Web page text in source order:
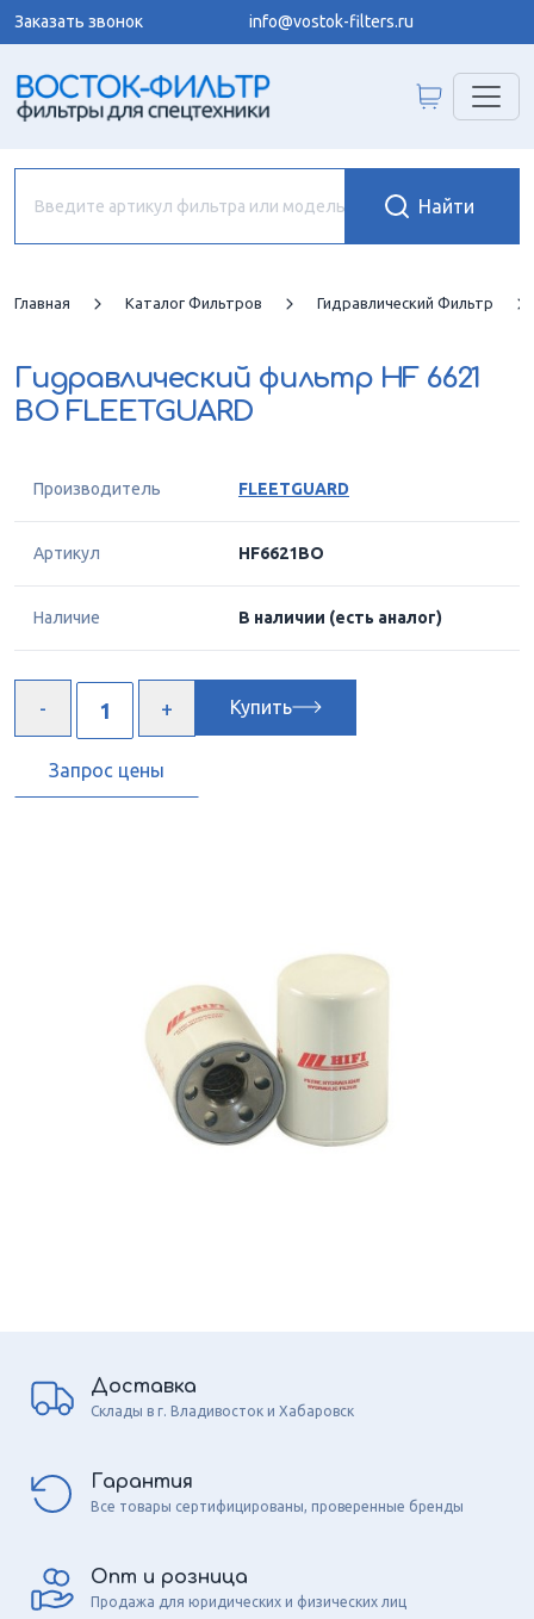
Заказать звонок info@vostok-filters.ru
Главная Каталог Фильтров Гидравлический Фильтр
Гидравлический фильтр HF 6621
BO FLEETGUARD
Производитель FLEETGUARD
Артикул HF6621BO
Наличие В наличии (есть аналог)
Купить
Запрос цены
Доставка
Склады в г. Владивосток и Хабаровск
Гарантия
Все товары сертифицированы, проверенные бренды
Опт и розница
Продажа для юридических и физических лиц